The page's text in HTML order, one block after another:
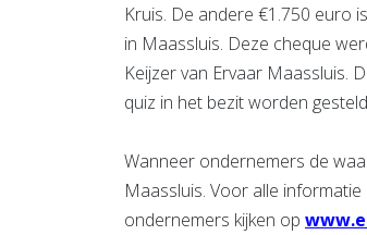
Kruis. De andere €1.750 euro
in Maassluis. Deze cheque
Keijzer van Ervaar Maassluis.
quiz in het bezit worden
Wanneer ondernemers de
Maassluis. Voor alle
ondernemers kijken op